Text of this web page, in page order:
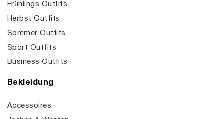
Frühlings Outfits
Herbst Outfits
Sommer Outfits
Sport Outfits
Business Outfits
Bekleidung
Accessoires